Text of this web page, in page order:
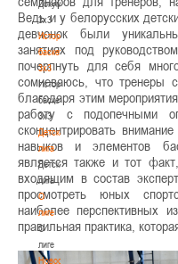
Документы
3х3
История
баскетбола
3х3
История
баскетбола
3х3
Детская
лига
Детская
лига
О
лиге
О
лиге
Новости
Ведь и у белорусских
девчонок были
занятиях под
почерпнуть для себя
сомневаюсь, что тренеры
благодаря этим
работу с подопечными
сконцентрировать
навыков и элементов
является также и тот
входящим в состав
просмотреть юных
наиболее перспективных
правильная практика,